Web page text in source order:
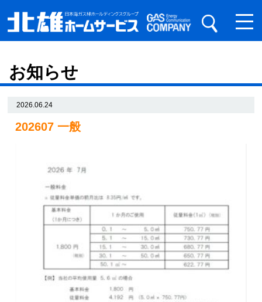
お知らせ
2026.06.24
202607 一般